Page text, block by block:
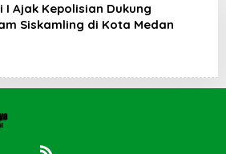
I Ajak Kepolisian Dukung
Siskamling di Kota Medan